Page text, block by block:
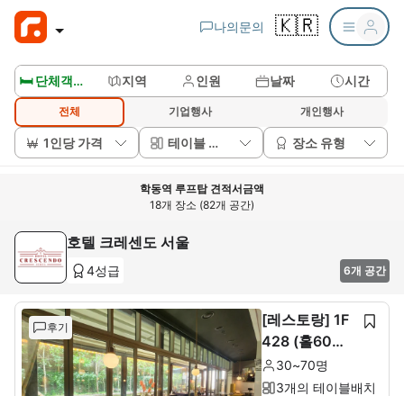
나의문의 🇰🇷
🛏️ 단체객실보기 지역 인원 날짜 시간
전체 기업행사 개인행사
1인당 가격 테이블 배치 장소 유형
학동역 루프탑 견적서금액
18개 장소 (82개 공간)
호텔 크레센도 서울
4성급 6개 공간
후기
[레스토랑] 1F
428 (홀60석+
룸10석)
30~70명
3개의 테이블배치